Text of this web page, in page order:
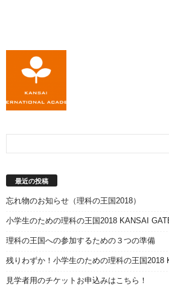
最近の投稿
忘れ物のお知らせ（理科の王国2018）
小学生のための理科の王国2018 KANSAI
理科の王国への参加するための３つの準備
残りわずか！小学生のための理科の王国2018
見学者用のチケットお申込みはこちら！